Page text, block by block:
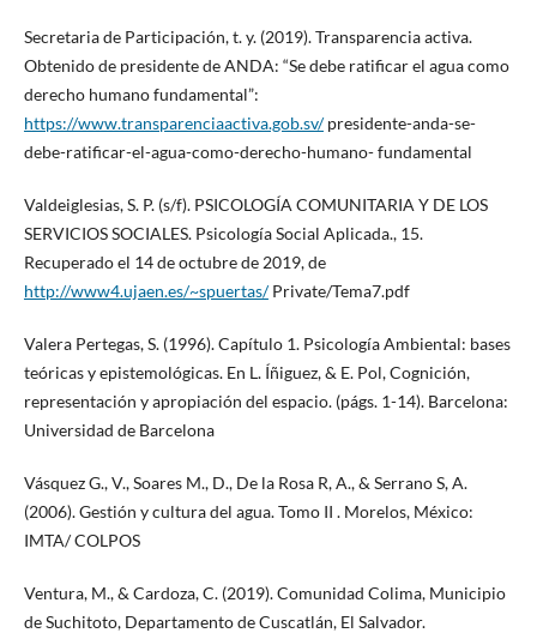
Secretaria de Participación, t. y. (2019). Transparencia activa.
Obtenido de presidente de ANDA: “Se debe ratificar el agua como
derecho humano fundamental”:
https://www.transparenciaactiva.gob.sv/presidente-anda-se-
debe-ratificar-el-agua-como-derecho-humano- fundamental
Valdeiglesias, S. P. (s/f). PSICOLOGÍA COMUNITARIA Y DE LOS
SERVICIOS SOCIALES. Psicología Social Aplicada., 15.
Recuperado el 14 de octubre de 2019, de
http://www4.ujaen.es/~spuertas/Private/Tema7.pdf
Valera Pertegas, S. (1996). Capítulo 1. Psicología Ambiental: bases
teóricas y epistemológicas. En L. Íñiguez, & E. Pol, Cognición,
representación y apropiación del espacio. (págs. 1-14). Barcelona:
Universidad de Barcelona
Vásquez G., V., Soares M., D., De la Rosa R, A., & Serrano S, A.
(2006). Gestión y cultura del agua. Tomo II . Morelos, México:
IMTA/ COLPOS
Ventura, M., & Cardoza, C. (2019). Comunidad Colima, Municipio
de Suchitoto, Departamento de Cuscatlán, El Salvador.